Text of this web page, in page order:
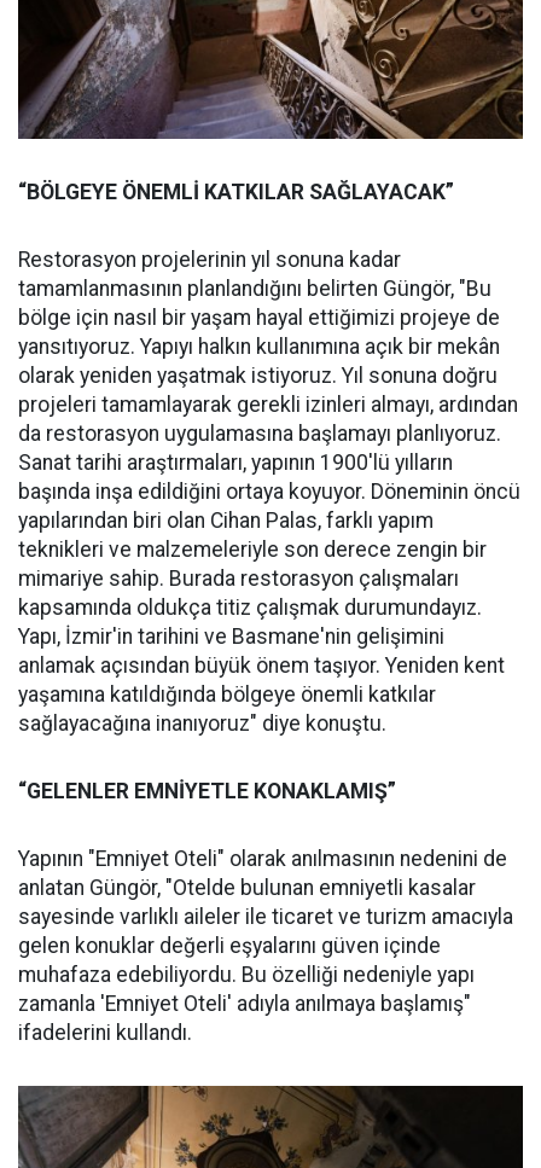
“BÖLGEYE ÖNEMLİ KATKILAR SAĞLAYACAK”
Restorasyon projelerinin yıl sonuna kadar
tamamlanmasının planlandığını belirten Güngör, "Bu
bölge için nasıl bir yaşam hayal ettiğimizi projeye de
yansıtıyoruz. Yapıyı halkın kullanımına açık bir mekân
olarak yeniden yaşatmak istiyoruz. Yıl sonuna doğru
projeleri tamamlayarak gerekli izinleri almayı, ardından
da restorasyon uygulamasına başlamayı planlıyoruz.
Sanat tarihi araştırmaları, yapının 1900'lü yılların
başında inşa edildiğini ortaya koyuyor. Döneminin öncü
yapılarından biri olan Cihan Palas, farklı yapım
teknikleri ve malzemeleriyle son derece zengin bir
mimariye sahip. Burada restorasyon çalışmaları
kapsamında oldukça titiz çalışmak durumundayız.
Yapı, İzmir'in tarihini ve Basmane'nin gelişimini
anlamak açısından büyük önem taşıyor. Yeniden kent
yaşamına katıldığında bölgeye önemli katkılar
sağlayacağına inanıyoruz" diye konuştu.
“GELENLER EMNİYETLE KONAKLAMIŞ”
Yapının "Emniyet Oteli" olarak anılmasının nedenini de
anlatan Güngör, "Otelde bulunan emniyetli kasalar
sayesinde varlıklı aileler ile ticaret ve turizm amacıyla
gelen konuklar değerli eşyalarını güven içinde
muhafaza edebiliyordu. Bu özelliği nedeniyle yapı
zamanla 'Emniyet Oteli' adıyla anılmaya başlamış"
ifadelerini kullandı.